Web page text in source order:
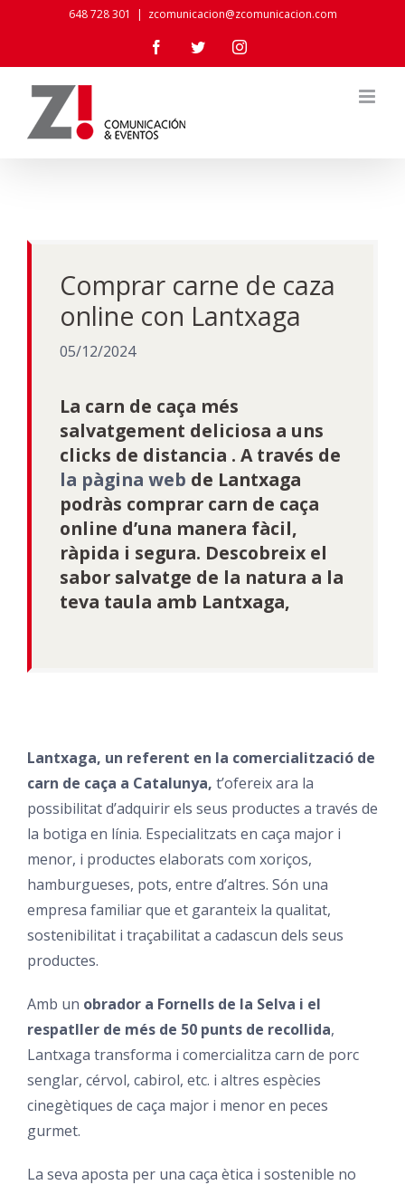
content
648 728 301 | zcomunicacion@zcomunicacion.com
FacebookTwitterInstagram
Comprar carne de caza
online con Lantxaga
05/12/2024
La carn de caça més
salvatgement deliciosa a uns
clicks de distancia . A través de
la pàgina web de Lantxaga
podràs comprar carn de caça
online d’una manera fàcil,
ràpida i segura. Descobreix el
sabor salvatge de la natura a la
teva taula amb Lantxaga,
Lantxaga, un referent en la comercialització de
carn de caça a Catalunya, t’ofereix ara la
possibilitat d’adquirir els seus productes a través de
la botiga en línia. Especialitzats en caça major i
menor, i productes elaborats com xoriços,
hamburgueses, pots, entre d’altres. Són una
empresa familiar que et garanteix la qualitat,
sostenibilitat i traçabilitat a cadascun dels seus
productes.
Amb un obrador a Fornells de la Selva i el
respatller de més de 50 punts de recollida,
Lantxaga transforma i comercialitza carn de porc
senglar, cérvol, cabirol, etc. i altres espècies
cinegètiques de caça major i menor en peces
gurmet.
La seva aposta per una caça ètica i sostenible no